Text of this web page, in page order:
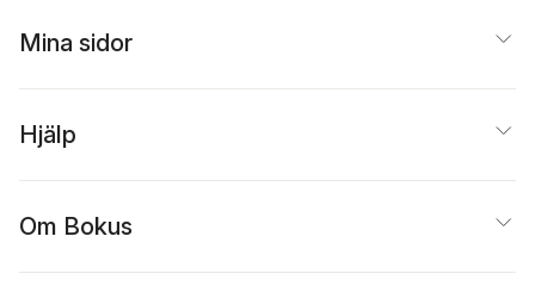
Mina sidor
Hjälp
Om Bokus